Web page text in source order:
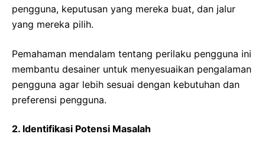
pengguna, keputusan yang mereka buat, dan jalur
yang mereka pilih.
Pemahaman mendalam tentang perilaku pengguna ini
membantu desainer untuk menyesuaikan pengalaman
pengguna agar lebih sesuai dengan kebutuhan dan
preferensi pengguna.
2. Identifikasi Potensi Masalah